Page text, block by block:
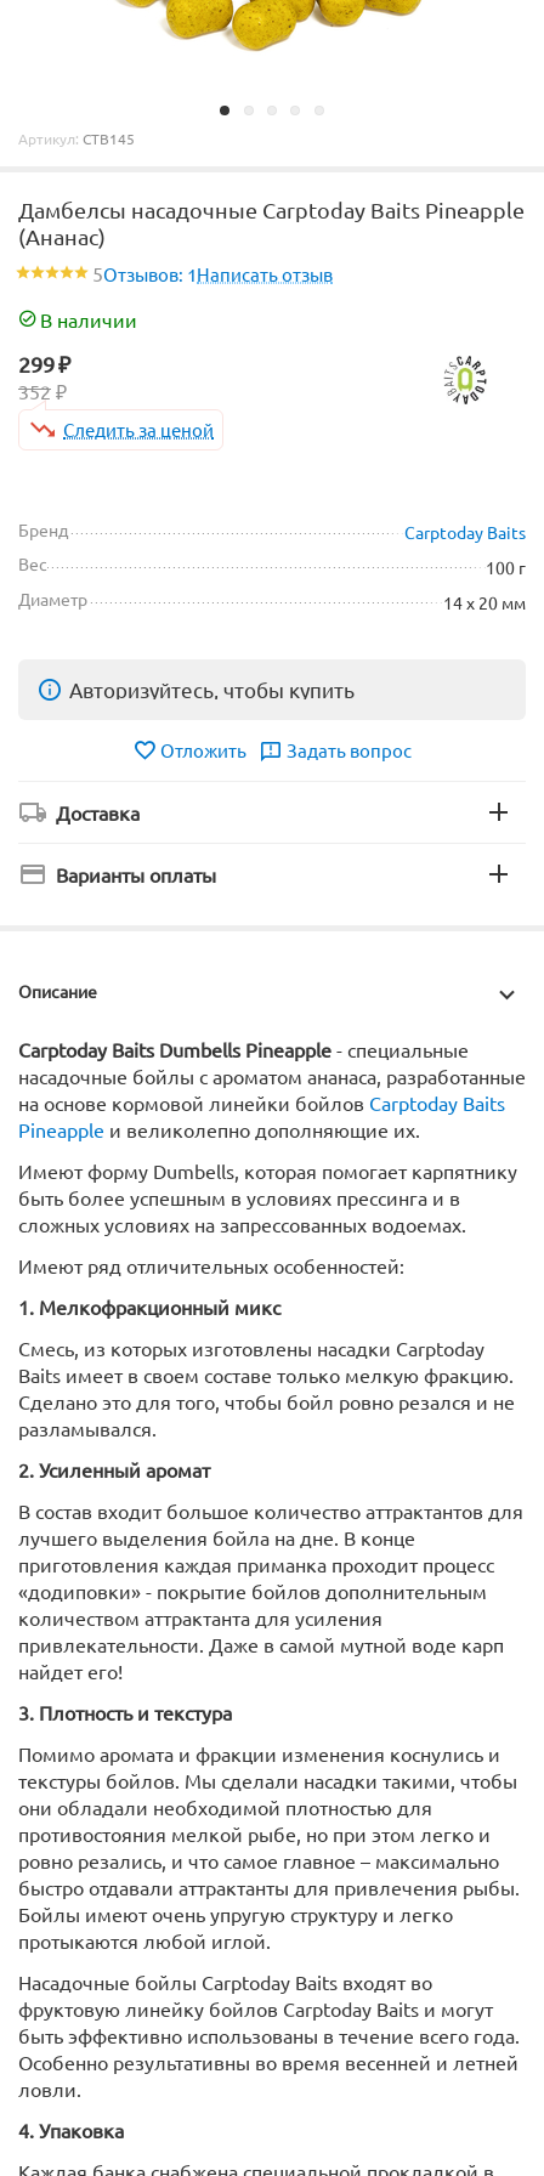
Артикул: CTB145
Дамбелсы насадочные Carptoday Baits Pineapple
(Ананас)
5Отзывов: 1Написать отзыв
В наличии
299₽
352 ₽
Следить за ценой
Бренд
Carptoday Baits
Вес
100 г
Диаметр
14 х 20 мм
Авторизуйтесь, чтобы купить
Отложить Задать вопрос
Доставка
Варианты оплаты
Описание
Carptoday Baits Dumbells Pineapple - специальные
насадочные бойлы с ароматом ананаса, разработанные
на основе кормовой линейки бойлов Carptoday Baits
Pineapple и великолепно дополняющие их.
Имеют форму Dumbells, которая помогает карпятнику
быть более успешным в условиях прессинга и в
сложных условиях на запрессованных водоемах.
Имеют ряд отличительных особенностей:
1. Мелкофракционный микс
Смесь, из которых изготовлены насадки Carptoday
Baits имеет в своем составе только мелкую фракцию.
Сделано это для того, чтобы бойл ровно резался и не
разламывался.
2. Усиленный аромат
В состав входит большое количество аттрактантов для
лучшего выделения бойла на дне. В конце
приготовления каждая приманка проходит процесс
«додиповки» - покрытие бойлов дополнительным
количеством аттрактанта для усиления
привлекательности. Даже в самой мутной воде карп
найдет его!
3. Плотность и текстура
Помимо аромата и фракции изменения коснулись и
текстуры бойлов. Мы сделали насадки такими, чтобы
они обладали необходимой плотностью для
противостояния мелкой рыбе, но при этом легко и
ровно резались, и что самое главное – максимально
быстро отдавали аттрактанты для привлечения рыбы.
Бойлы имеют очень упругую структуру и легко
протыкаются любой иглой.
Насадочные бойлы Carptoday Baits входят во
фруктовую линейку бойлов Carptoday Baits и могут
быть эффективно использованы в течение всего года.
Особенно результативны во время весенней и летней
ловли.
4. Упаковка
Каждая банка снабжена специальной прокладкой в